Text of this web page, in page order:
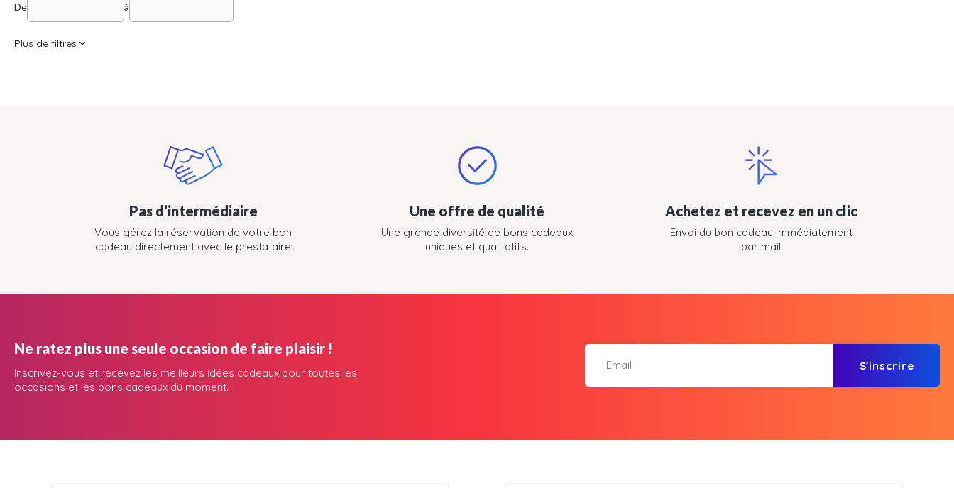
De à
Plus de filtres
Pas d’intermédiaire
Vous gérez la réservation de votre bon
cadeau directement avec le prestataire
Une offre de qualité
Une grande diversité de bons cadeaux
uniques et qualitatifs.
Achetez et recevez en un clic
Envoi du bon cadeau immédiatement
par mail
Ne ratez plus une seule occasion de faire plaisir !
Inscrivez-vous et recevez les meilleurs idées cadeaux pour toutes les
occasions et les bons cadeaux du moment.
S'inscrire